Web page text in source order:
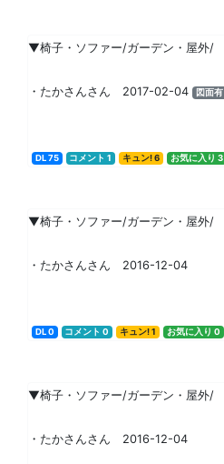
▼椅子・ソファー/ガーデン・屋外/
・たかさんさん 2017-02-04 図面有
DL 75 コメント 1 キュン! 6 お気に入り 3
▼椅子・ソファー/ガーデン・屋外/
・たかさんさん 2016-12-04
DL 0 コメント 0 キュン! 1 お気に入り 0
▼椅子・ソファー/ガーデン・屋外/
・たかさんさん 2016-12-04